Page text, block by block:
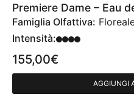
Premiere Dame – Eau
Famiglia Olfattiva:
Intensità:
155,00€
AGGIUNGI